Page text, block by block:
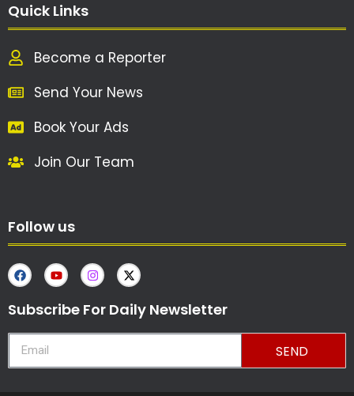
Quick Links
Become a Reporter
Send Your News
Book Your Ads
Join Our Team
Follow us
Subscribe For Daily Newsletter
SEND